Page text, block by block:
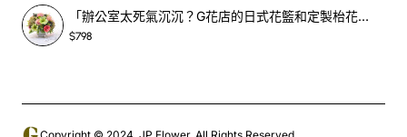
「辦公室太死氣沉沉？G花店的日式花籃和定製枱花，為你帶來新鮮感！」-SF465
$798